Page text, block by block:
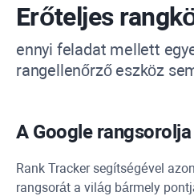
Erőteljes
ennyi feladat mellett
rangellenőrző eszköz
A Google
Rank Trackersegítségével
rangsorát a világ bármely